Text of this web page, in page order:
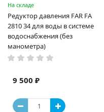
На складе
Редуктор давления FAR FA
2810 34 для воды в системе
водоснабжения (без
манометра)
9 500 ₽